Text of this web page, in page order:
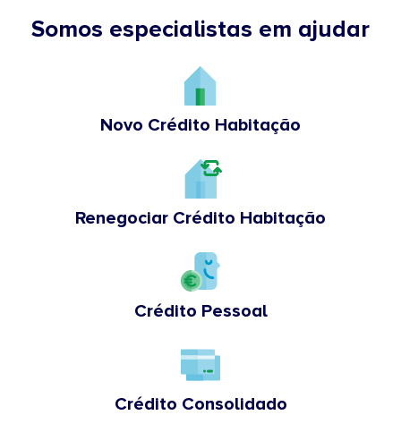
Somos especialistas em ajudar
Novo Crédito Habitação
Renegociar Crédito Habitação
Crédito Pessoal
Crédito Consolidado